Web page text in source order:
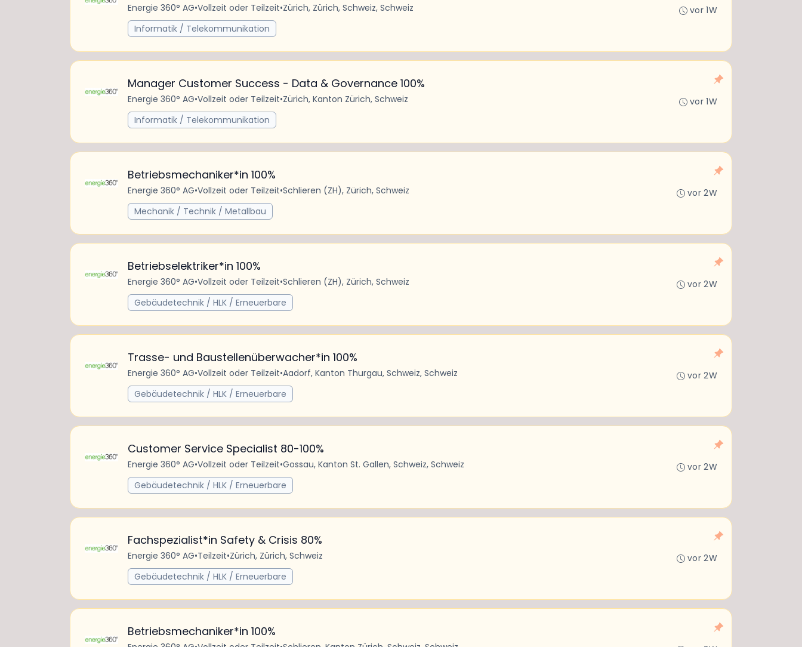
Energie 360° AG•Vollzeit oder Teilzeit•Zürich, Zürich, Schweiz, Schweiz
Informatik / Telekommunikation
vor 1W
Manager Customer Success - Data & Governance 100%
Energie 360° AG•Vollzeit oder Teilzeit•Zürich, Kanton Zürich, Schweiz
Informatik / Telekommunikation
vor 1W
Betriebsmechaniker*in 100%
Energie 360° AG•Vollzeit oder Teilzeit•Schlieren (ZH), Zürich, Schweiz
Mechanik / Technik / Metallbau
vor 2W
Betriebselektriker*in 100%
Energie 360° AG•Vollzeit oder Teilzeit•Schlieren (ZH), Zürich, Schweiz
Gebäudetechnik / HLK / Erneuerbare
vor 2W
Trasse- und Baustellenüberwacher*in 100%
Energie 360° AG•Vollzeit oder Teilzeit•Aadorf, Kanton Thurgau, Schweiz, Schweiz
Gebäudetechnik / HLK / Erneuerbare
vor 2W
Customer Service Specialist 80-100%
Energie 360° AG•Vollzeit oder Teilzeit•Gossau, Kanton St. Gallen, Schweiz, Schweiz
Gebäudetechnik / HLK / Erneuerbare
vor 2W
Fachspezialist*in Safety & Crisis 80%
Energie 360° AG•Teilzeit•Zürich, Zürich, Schweiz
Gebäudetechnik / HLK / Erneuerbare
vor 2W
Betriebsmechaniker*in 100%